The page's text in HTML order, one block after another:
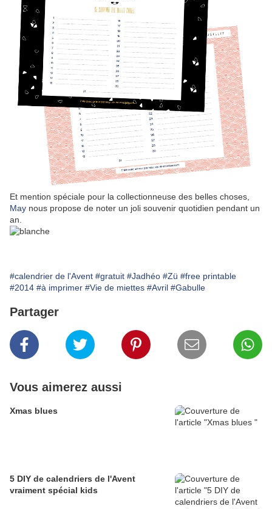
Et mention spéciale pour la collectionneuse des belles choses,
May nous propose de noter un joli souvenir quotidien pendant un
an.
#calendrier de l'Avent #gratuit #Jadhéo #Zü #free printable
#2014 #à imprimer #Vie de miettes #Avril #Gabulle
Partager
Vous aimerez aussi
Xmas blues
5 DIY de calendriers de l'Avent
vraiment spécial kids